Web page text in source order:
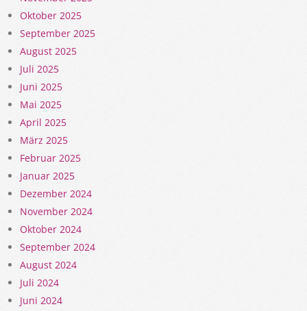
Oktober 2025
September 2025
August 2025
Juli 2025
Juni 2025
Mai 2025
April 2025
März 2025
Februar 2025
Januar 2025
Dezember 2024
November 2024
Oktober 2024
September 2024
August 2024
Juli 2024
Juni 2024